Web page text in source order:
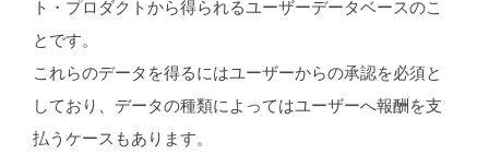
ト・プロダクトから得られるユーザーデータベースのこ
とです。
これらのデータを得るにはユーザーからの承認を必須と
しており、データの種類によってはユーザーへ報酬を支
払うケースもあります。